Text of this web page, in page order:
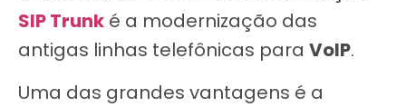
SIP Trunk é a modernização das
antigas linhas telefônicas para VoIP.
Uma das grandes vantagens é a